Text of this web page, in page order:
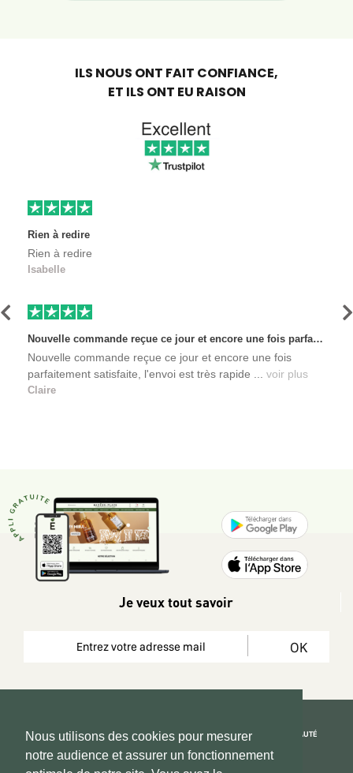
Nous utilisons des cookies pour mesurer
notre audience et assurer un fonctionnement
ILS NOUS ONT FAIT CONFIANCE,
ET ILS ONT EU RAISON
Rien à redire
Rien à redire
Isabelle
Nouvelle commande reçue ce jour et encore une fois parfaitement satisfaite, l'envoi est très rapide et les produits sont toujours conditionnés de manière personnalisés. L'avantage de commander auprès de créateurs indépendants.
Nouvelle commande reçue ce jour et encore une fois
parfaitement satisfaite, l'envoi est très rapide ... voir plus
Claire
Précédent
Je veux tout savoir
OK
Copyright 2026 © www.hadeen-place.fr
REJOIGNEZ LA COMMUNAUTÉ